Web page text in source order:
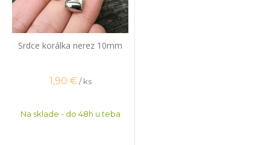
Srdce korálka nerez 10mm
1,90 € / ks
Na sklade - do 48h u teba